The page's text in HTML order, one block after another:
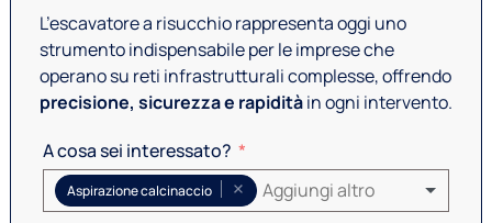
L’escavatore a risucchio rappresenta oggi uno
strumento indispensabile per le imprese che
operano su reti infrastrutturali complesse, offrendo
precisione, sicurezza e rapiditàin ogni intervento.
A cosa sei interessato?
Aspirazione calcinaccio